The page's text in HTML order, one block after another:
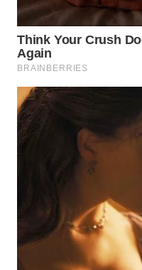
WN
TANJUNG
LESUNG
WN
KARO
SIMALUNGUN
LABUHANBATU
TAPANULI